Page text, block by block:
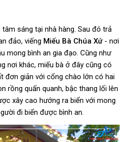
sáng tại nhà hàng. Sau đó trả
đảo, viếng Miếu Bà Chúa Xứ- nơi
mong bình an gia đạo. Cũng như
nơi khác, miếu bà ở đây cũng có
đơn giản với cổng chào lớn có hai
rồng quấn quanh, bậc thang lối lên
xây cao hướng ra biển với mong
đi biển được bình an.